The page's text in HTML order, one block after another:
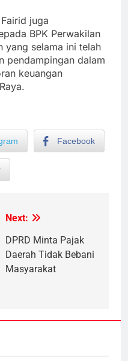
juga
BPK Perwakilan
yang selama ini telah
pendampingan dalam
keuangan
Facebook
Next:
DPRD Minta Pajak
Daerah Tidak Bebani
Masyarakat